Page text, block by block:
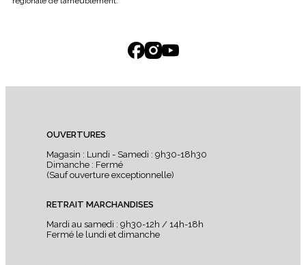
OUVERTURES
Magasin : Lundi - Samedi : 9h30-18h30
Dimanche : Fermé
(Sauf ouverture exceptionnelle)
RETRAIT MARCHANDISES
Mardi au samedi : 9h30-12h / 14h-18h
Fermé le lundi et dimanche